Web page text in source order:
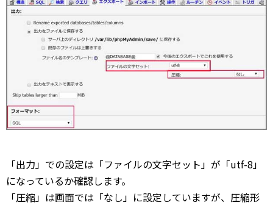
「出力」での設定は「ファイルの文字セット」が「utf-8」
になっているか確認します。
「圧縮」は画面では「なし」に設定していますが、圧縮形